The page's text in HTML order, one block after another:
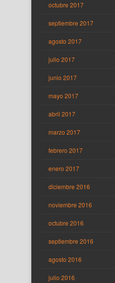
octubre 2017
septiembre 2017
agosto 2017
julio 2017
junio 2017
mayo 2017
abril 2017
marzo 2017
febrero 2017
enero 2017
diciembre 2016
noviembre 2016
octubre 2016
septiembre 2016
agosto 2016
julio 2016